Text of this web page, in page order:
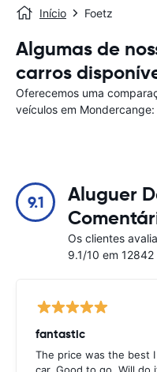
Início Foetz
Algumas de
carros
Oferecemos uma
veículos em Mondercange:
9.1
Aluguer
Os clientes
9.1/10 em 12842
fantastic
The price was the best